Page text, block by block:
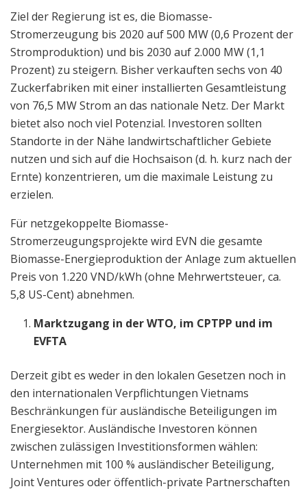
Ziel der Regierung ist es, die Biomasse-
Stromerzeugung bis 2020 auf 500 MW (0,6 Prozent der
Stromproduktion) und bis 2030 auf 2.000 MW (1,1
Prozent) zu steigern. Bisher verkauften sechs von 40
Zuckerfabriken mit einer installierten Gesamtleistung
von 76,5 MW Strom an das nationale Netz. Der Markt
bietet also noch viel Potenzial. Investoren sollten
Standorte in der Nähe landwirtschaftlicher Gebiete
nutzen und sich auf die Hochsaison (d. h. kurz nach der
Ernte) konzentrieren, um die maximale Leistung zu
erzielen.
Für netzgekoppelte Biomasse-
Stromerzeugungsprojekte wird EVN die gesamte
Biomasse-Energieproduktion der Anlage zum aktuellen
Preis von 1.220 VND/kWh (ohne Mehrwertsteuer, ca.
5,8 US-Cent) abnehmen.
Marktzugang in der WTO, im CPTPP und im
EVFTA
Derzeit gibt es weder in den lokalen Gesetzen noch in
den internationalen Verpflichtungen Vietnams
Beschränkungen für ausländische Beteiligungen im
Energiesektor. Ausländische Investoren können
zwischen zulässigen Investitionsformen wählen:
Unternehmen mit 100 % ausländischer Beteiligung,
Joint Ventures oder öffentlich-private Partnerschaften